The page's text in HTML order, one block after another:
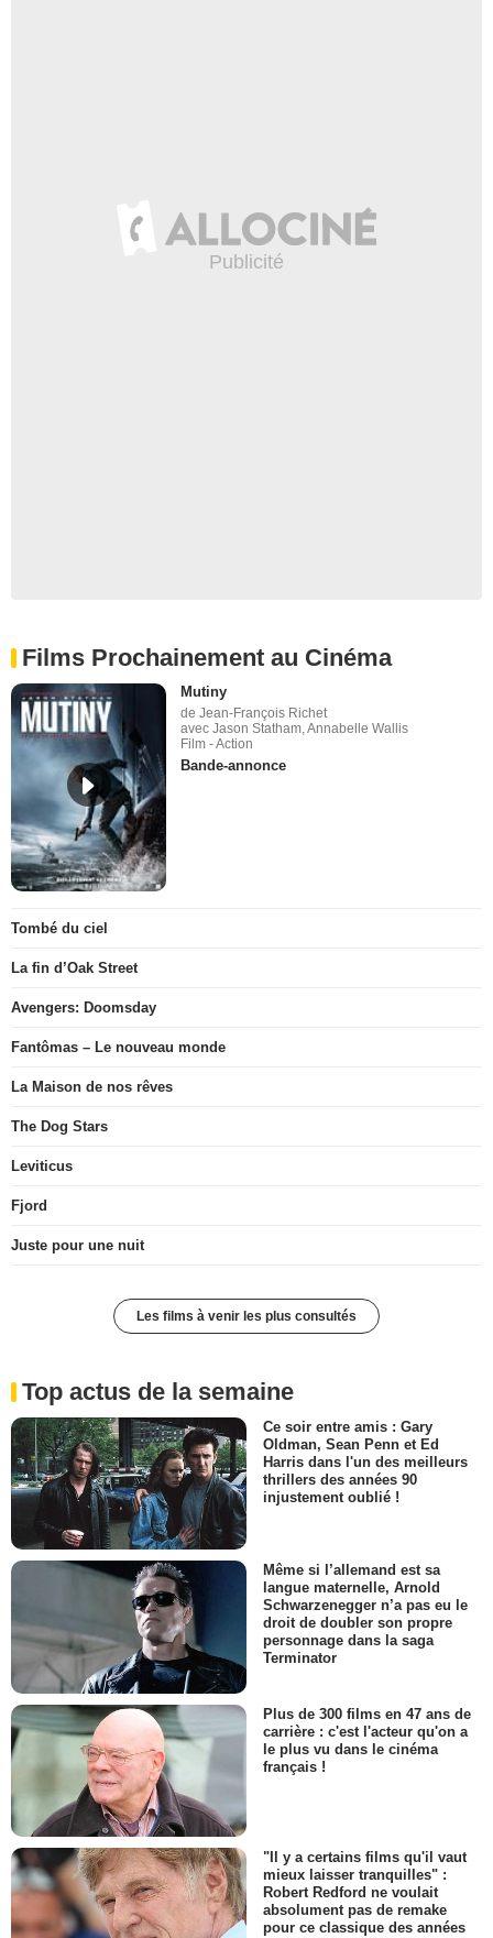
Films Prochainement au Cinéma
Mutiny
de Jean-François Richet
avec Jason Statham, Annabelle Wallis
Film - Action
Bande-annonce
Tombé du ciel
La fin d’Oak Street
Avengers: Doomsday
Fantômas – Le nouveau monde
La Maison de nos rêves
The Dog Stars
Leviticus
Fjord
Juste pour une nuit
Les films à venir les plus consultés
Top actus de la semaine
Ce soir entre amis : Gary
Oldman, Sean Penn et Ed
Harris dans l'un des meilleurs
thrillers des années 90
injustement oublié !
Même si l’allemand est sa
langue maternelle, Arnold
Schwarzenegger n’a pas eu le
droit de doubler son propre
personnage dans la saga
Terminator
Plus de 300 films en 47 ans de
carrière : c'est l'acteur qu'on a
le plus vu dans le cinéma
français !
"Il y a certains films qu'il vaut
mieux laisser tranquilles" :
Robert Redford ne voulait
absolument pas de remake
pour ce classique des années